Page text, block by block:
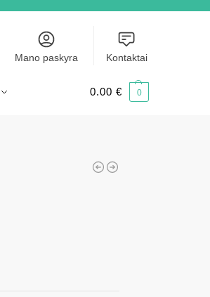
Mano paskyra Kontaktai
0.00 € 0